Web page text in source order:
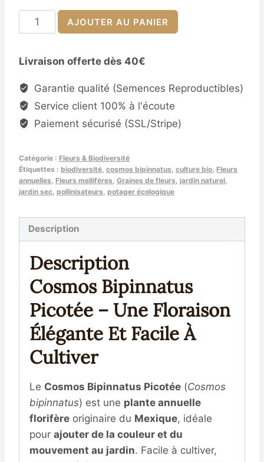
quantité
de
de
Cosmos
Bipinnatus
Picotée
(Cosmos
AJOUTER AU PANIER
Livraison offerte dès 40€
Garantie qualité (Semences Reproductibles)
Service client 100% à l'écoute
Paiement sécurisé (SSL/Stripe)
Catégorie : Fleurs & Biodiversité
Étiquettes : biodiversité cosmos bipinnatus culture bio Fleurs
annuelles Fleurs mellifères Graines de fleurs jardin naturel
jardin sec pollinisateurs potager écologique
Description
Description
Cosmos Bipinnatus
Picotée – Une Floraison
Élégante Et Facile À
Cultiver
Le Cosmos Bipinnatus Picotée (Cosmos
bipinnatus) est une plante annuelle
florifère originaire du Mexique, idéale
pour ajouter de la couleur et du
mouvement au jardin. Facile à cultiver,